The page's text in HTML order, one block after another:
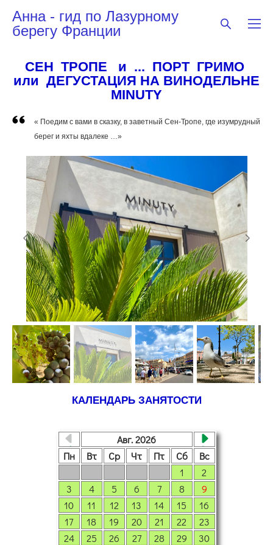
Анна - гид по Лазурному
берегу Франции
СЕН ТРОПЕ и ... ПОРТ ГРИМО
или ДЕГУСТАЦИЯ НА ВИНОДЕЛЬНЕ
MINUTY
« Поедим с вами в сказку, в заветный Сен-Тропе, где изумрудный
берег и яхты вдалеке …»
КАЛЕНДАРЬ ЗАНЯТОСТИ
Авг. 2026
Пн
Вт Ср Чт Пт Сб
Вс
1
2
3
4 5 6 7 8
9
10
11 12 13 14 15
16
17
18 19 20 21 22
23
24
25 26 27 28 29
30